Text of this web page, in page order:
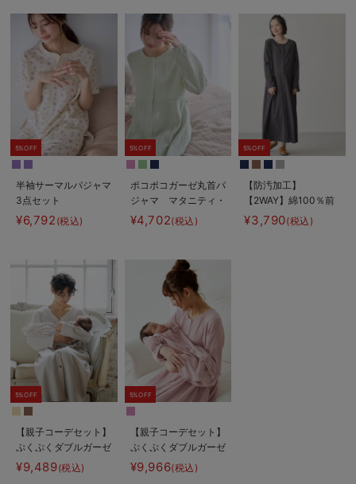
【出産後も長く使え
5%OFF
半袖サーマルパジャマ
3点セット
JEMORGAN（ジェー
イーモーガン） ギフ
【出産後も長く使え
¥6,792 (税込)
5%OFF
ポコポコガーゼ丸首パ
ジャマ マタニティ・
授乳パジャマ【産後も
長く着れる】
¥4,702(税込)
5%OFF
【防汚加工】
【2WAY】綿100％前
開き長袖ネグリジェ
マタニティ・授乳パジ
¥3,790(税込)
5%OFF
【親子コーデセット】
ぷくぷくダブルガーゼ
Ｖネックワンピ＆産前
産後使えるレギンスパ
¥9,489(税込)
5%OFF
【親子コーデセット】
ぷくぷくダブルガーゼ
裾ティアード3WAYワ
ンピース＆産前産後使
¥9,966(税込)